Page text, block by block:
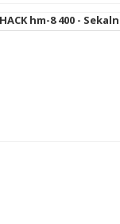
HEIZOHACK